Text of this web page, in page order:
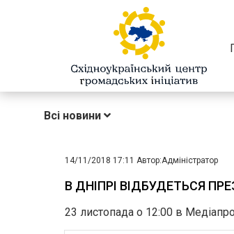
Всі новини
14/11/2018 17:11 Автор:Адміністратор
В ДНІПРІ ВІДБУДЕТЬСЯ
23 листопада о 12:00 в